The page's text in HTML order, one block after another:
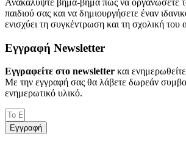
παιδιού σας και να δημιουργήσετε έναν
ενισχύει τη συγκέντρωση και τη σχολική του
Εγγραφή Newsletter
Εγγραφείτε στο newsletter και
Με την εγγραφή σας θα λάβετε δωρεάν
ενημερωτικό υλικό.
Εγγραφή